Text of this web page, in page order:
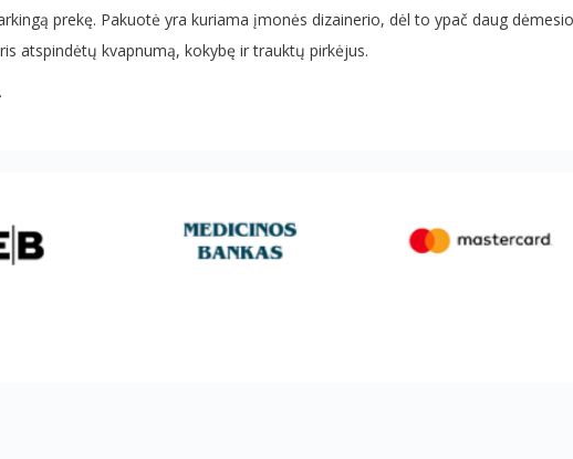
prekę. Pakuotė yra kuriama įmonės dizainerio, dėl to ypač daug
atspindėtų kvapnumą, kokybę ir trauktų pirkėjus.